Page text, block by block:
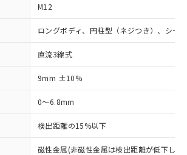
M12
ロングボディ、円柱型（ネジつき）、シー
直流3線式
9mm ±10%
0～6.8mm
検出距離の15%以下
磁性金属(非磁性金属は検出距離が低下しま